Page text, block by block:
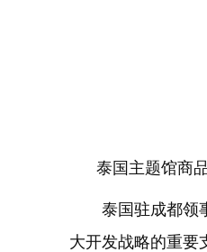
泰国主题馆商品
泰国驻成都领事
大开发战略的重要